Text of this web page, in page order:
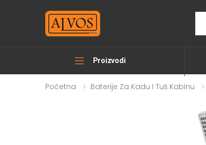
Proizvodi
Početna Baterije Za Kadu I Tuš Kabinu